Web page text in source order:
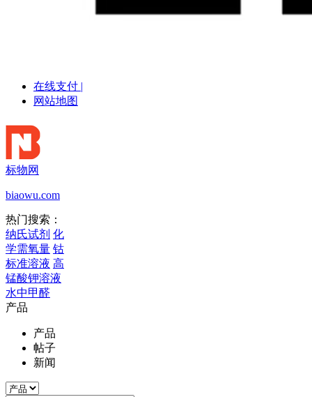
在线支付 |
网站地图
标物网
biaowu.com
热门搜索：
纳氏试剂 化
学需氧量 钴
标准溶液 高
锰酸钾溶液
水中甲醛
产品
产品
帖子
新闻